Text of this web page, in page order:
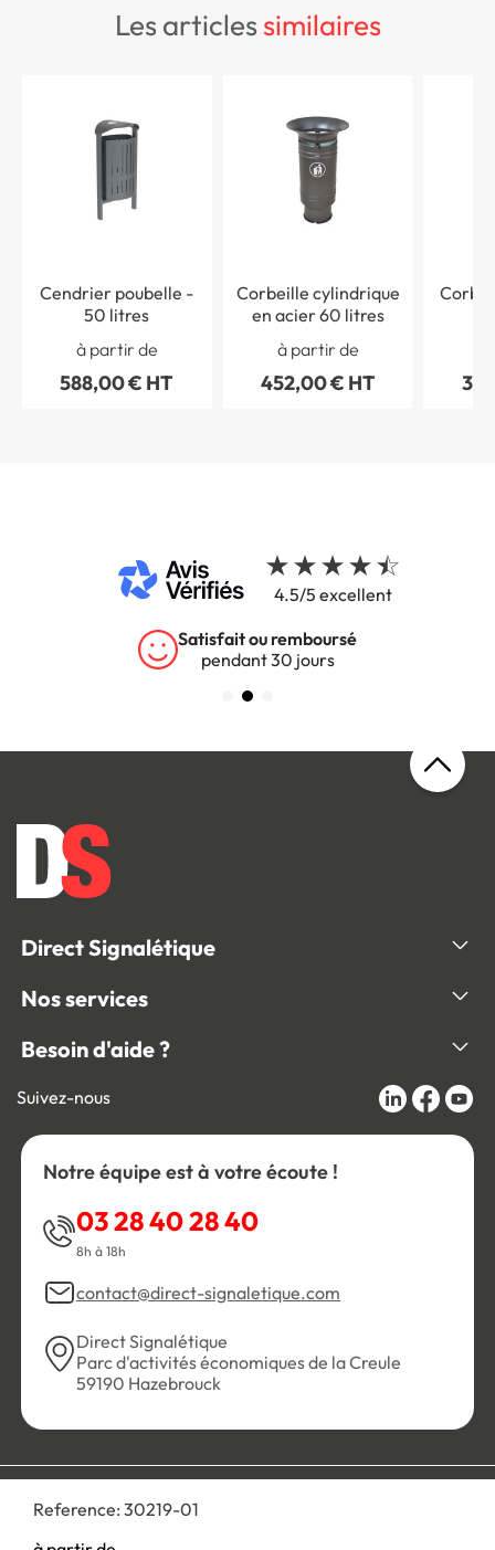
Reference: 30219-01
les articlessimilaires
Cendrier poubelle -
50 litres
à partir de
588,00 € HT
Corbeille cylindrique
en acier 60 litres
à partir de
452,00 € HT
4.5/5 excellent
Garantie 5 ans
sur tous nos produits
Direct Signalétique
Nos services
Besoin d'aide ?
Suivez-nous
Notre équipe est à votre écoute !
03 28 40 28 40
8h à 18h
contact@direct-signaletique.com
Direct Signalétique
Parc d'activités économiques de la Creule
59190 Hazebrouck
Personnaliser les cookies